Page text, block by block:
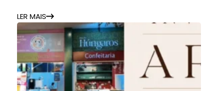
LER MAIS